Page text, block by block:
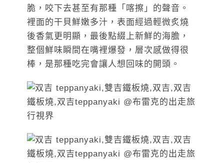
脆，咬下去甚至有那種「喀擦」的聲音。
裡面的干貝鮮嫩多汁，表面經過輕微炙燒
後香氣更明顯，最後點綴上新鮮的海膽，
整個鮮味瞬間在嘴裡爆發，層次感做得很
棒，是那種吃完會讓人想回味的開頭。